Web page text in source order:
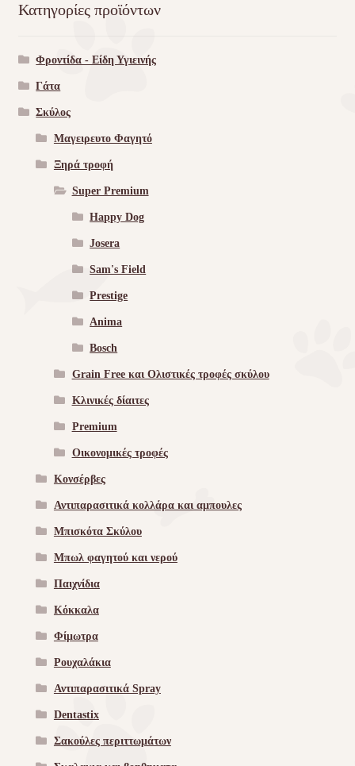
Κατηγορίες προϊόντων
Φροντίδα - Είδη Υγιεινής
Γάτα
Σκύλος
Μαγειρευτο Φαγητό
Ξηρά τροφή
Super Premium
Happy Dog
Josera
Sam's Field
Prestige
Anima
Bosch
Grain Free και Ολιστικές τροφές σκύλου
Κλινικές δίαιτες
Premium
Οικονομικές τροφές
Κονσέρβες
Αντιπαρασιτικά κολλάρα και αμπουλες
Μπισκότα Σκύλου
Μπωλ φαγητού και νερού
Παιχνίδια
Κόκκαλα
Φίμωτρα
Ρουχαλάκια
Αντιπαρασιτικά Spray
Dentastix
Σακούλες περιττωμάτων